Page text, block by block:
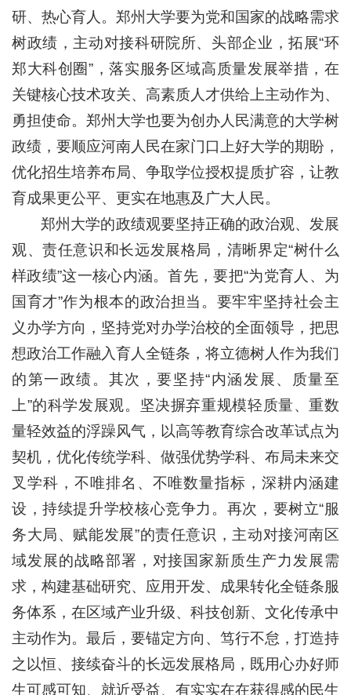
研、热心育人。郑州大学要为党和国家的战略需求
树政绩，主动对接科研院所、头部企业，拓展“环
郑大科创圈”，落实服务区域高质量发展举措，在
关键核心技术攻关、高素质人才供给上主动作为、
勇担使命。郑州大学也要为创办人民满意的大学树
政绩，要顺应河南人民在家门口上好大学的期盼，
优化招生培养布局、争取学位授权提质扩容，让教
育成果更公平、更实在地惠及广大人民。
郑州大学的政绩观要坚持正确的政治观、发展
观、责任意识和长远发展格局，清晰界定“树什么
样政绩”这一核心内涵。首先，要把“为党育人、为
国育才”作为根本的政治担当。要牢牢坚持社会主
义办学方向，坚持党对办学治校的全面领导，把思
想政治工作融入育人全链条，将立德树人作为我们
的第一政绩。其次，要坚持“内涵发展、质量至
上”的科学发展观。坚决摒弃重规模轻质量、重数
量轻效益的浮躁风气，以高等教育综合改革试点为
契机，优化传统学科、做强优势学科、布局未来交
叉学科，不唯排名、不唯数量指标，深耕内涵建
设，持续提升学校核心竞争力。再次，要树立“服
务大局、赋能发展”的责任意识，主动对接河南区
域发展的战略部署，对接国家新质生产力发展需
求，构建基础研究、应用开发、成果转化全链条服
务体系，在区域产业升级、科技创新、文化传承中
主动作为。最后，要锚定方向、笃行不怠，打造持
之以恒、接续奋斗的长远发展格局，既用心办好师
生可感可知、就近受益、有实实在在获得感的民生